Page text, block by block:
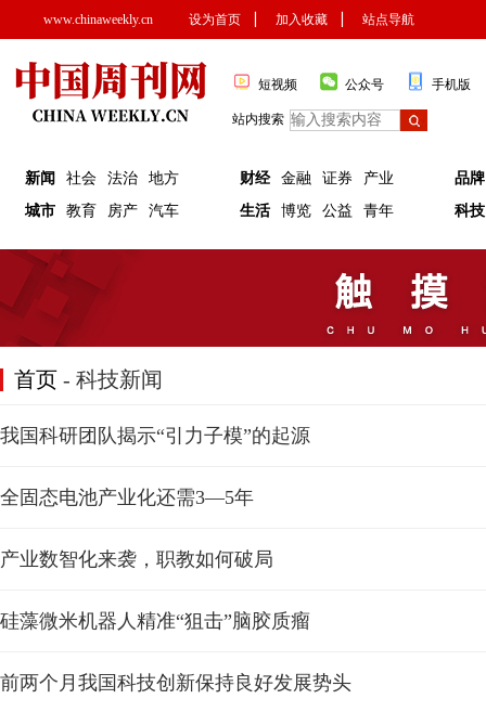
www.chinaweekly.cn 设为首页 加入收藏 站点导航
短视频 公众号 手机版
站内搜索
新闻 社会 法治
地方
城市
教育 房产 汽车
财经 金融 证券
产业
生活
博览 公益 青年
品牌
科技
首页 - 科技新闻
我国科研团队揭示“引力子模”的起源
全固态电池产业化还需3—5年
产业数智化来袭，职教如何破局
硅藻微米机器人精准“狙击”脑胶质瘤
前两个月我国科技创新保持良好发展势头